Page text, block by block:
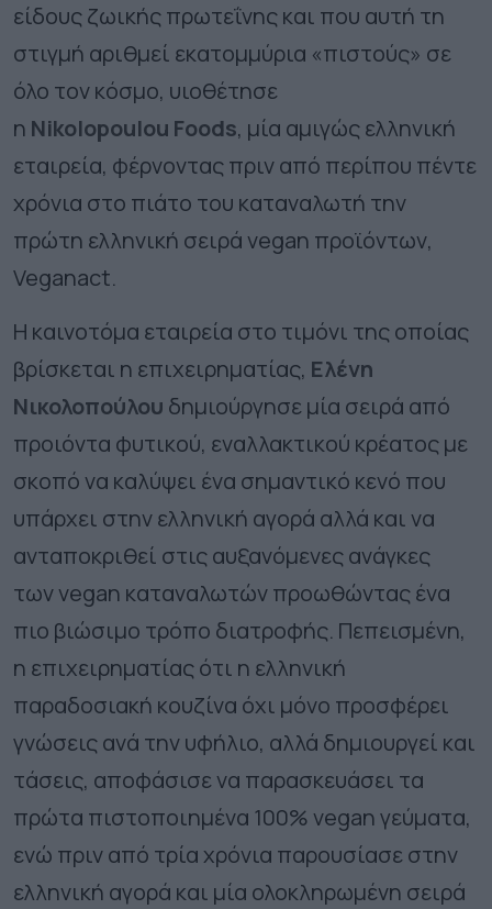
είδους ζωικής πρωτεΐνης και που αυτή τη
στιγμή αριθμεί εκατομμύρια «πιστούς» σε
όλο τον κόσμο, υιοθέτησε
η Nikolopoulou Foods, μία αμιγώς ελληνική
εταιρεία, φέρνοντας πριν από περίπου πέντε
χρόνια στο πιάτο του καταναλωτή την
πρώτη ελληνική σειρά vegan προϊόντων,
Veganact.
Η καινοτόμα εταιρεία στο τιμόνι της οποίας
βρίσκεται η επιχειρηματίας, Ελένη
Νικολοπούλου δημιούργησε μία σειρά από
προιόντα φυτικού, εναλλακτικού κρέατος με
σκοπό να καλύψει ένα σημαντικό κενό που
υπάρχει στην ελληνική αγορά αλλά και να
ανταποκριθεί στις αυξανόμενες ανάγκες
των vegan καταναλωτών προωθώντας ένα
πιο βιώσιμο τρόπο διατροφής. Πεπεισμένη,
η επιχειρηματίας ότι η ελληνική
παραδοσιακή κουζίνα όχι μόνο προσφέρει
γνώσεις ανά την υφήλιο, αλλά δημιουργεί και
τάσεις, αποφάσισε να παρασκευάσει τα
πρώτα πιστοποιημένα 100% vegan γεύματα,
ενώ πριν από τρία χρόνια παρουσίασε στην
ελληνική αγορά και μία ολοκληρωμένη σειρά